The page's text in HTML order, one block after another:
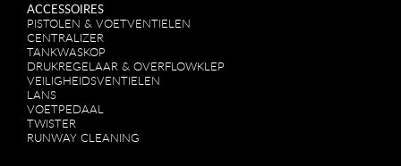
ACCESSOIRES
PISTOLEN & VOETVENTIELEN
CENTRALIZER
TANKWASKOP
DRUKREGELAAR & OVERFLOWKLEP
VEILIGHEIDSVENTIELEN
LANS
VOETPEDAAL
TWISTER
RUNWAY CLEANING